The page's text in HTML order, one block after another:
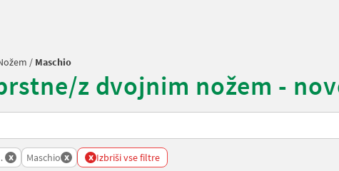
/ Maschio
z dvojnim nožem -
x Maschio x x Izbriši vse filtre